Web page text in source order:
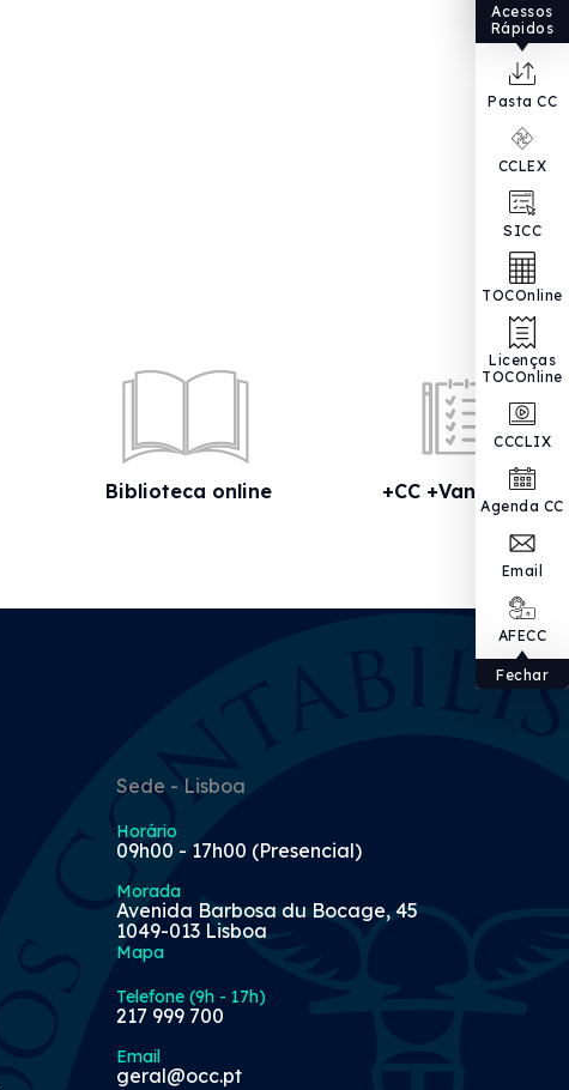
Acessos
Rápidos
Pasta CC
CCLEX
SICC
TOCOnline
Licenças
TOCOnline
CCCLIX
Agenda CC
Email
AFECC
Fechar
Biblioteca online +CC +Vantagens
Sede - Lisboa
Horário
09h00 - 17h00 (Presencial)
Morada
Avenida Barbosa du Bocage, 45
1049-013 Lisboa
Mapa
Telefone (9h - 17h)
217 999 700
Email
geral@occ.pt